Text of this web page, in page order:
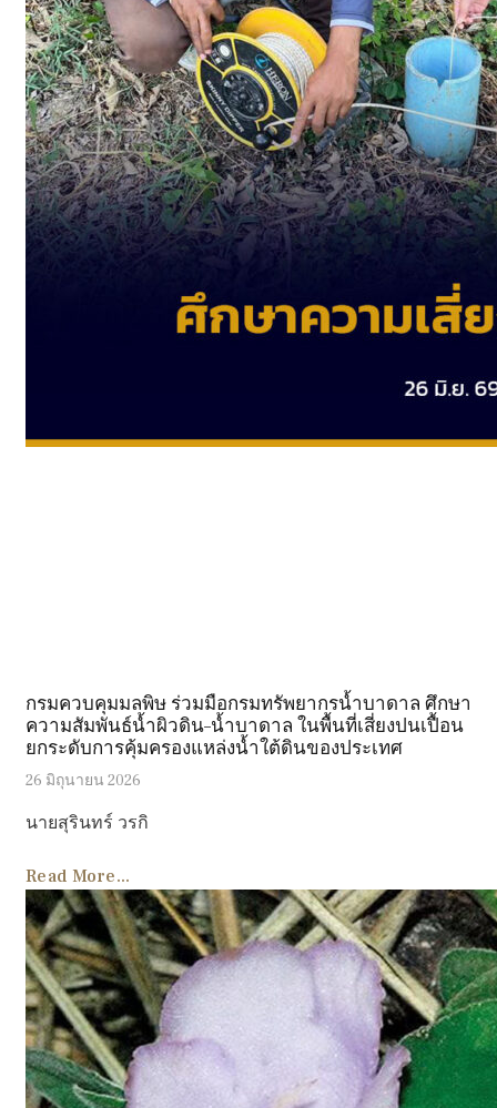
กรมควบคุมมลพิษ ร่วมมือกรมทรัพยากรน้ำบาดาล ศึกษา
ความสัมพันธ์น้ำผิวดิน–น้ำบาดาล ในพื้นที่เสี่ยงปนเปื้อน
ยกระดับการคุ้มครองแหล่งน้ำใต้ดินของประเทศ
26 มิถุนายน 2026
นายสุรินทร์ วรกิ
Read More...